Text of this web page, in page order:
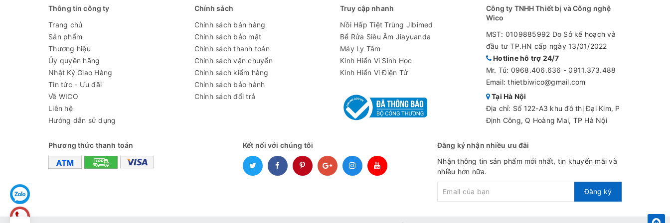
Kích thước Chân tủ (option)
1050 x 765 x 690 mm
Kích thước Tổng thể buồng kèm chân
1050 x 800 x 2040 mm
Chiều cao mở cửa tối đa
Chiều cao mở cửa khi làm việc
200 mm
Bộ điều khiển
Bộ điều khiển PID màn hình LCD điều khiển 9 mức vận
nút nhấn đèn UV, đèn chiếu sáng, quạt, phím chế độ
23~25 m3/phút
Bộ lọc
Tiêu chuẩn: Lọc HEPA, lọc bỏ bụi 0,3um 99,99% với 100
lớp - tùy chọn Lọc PTFE ULPA
Tiêu chuẩn trung bình: 0,3m/s, phạm vi 0,28 ~ 0,36 m/s
Thông tin công ty
Trang chủ
Sản phẩm
Thương hiệu
Ủy quyền hãng
Nhật Ký Giao Hàng
Tin tức - Ưu đãi
Về WICO
Liên hệ
Hướng dẫn sử dụng
Chính sách
Chính sách bán hàng
Chính sách bảo mật
Chính sách thanh toán
Chính sách vận chuyển
Chính sách kiểm hàng
Chính sách bảo hành
Chính sách đổi trả
Truy cập nhanh
Nồi Hấp Tiệt Trùng Jibimed
Bể Rửa Siêu Âm Jiayuanda
Máy Ly Tâm
Kính Hiển Vi Sinh Học
Kính Hiển Vi Điện Tử
Công ty TNHH Thiết bị và Công nghệ
Wico
MST: 0109885992 Do Sở kế hoạch và
đầu tư TP.HN cấp ngày 13/01/2022
Hotline hỗ trợ 24/7
Mr. Tú: 0968.406.636 -0911.373.488
Email: thietbiwico@gmail.com
Tại Hà Nội
Địa chỉ: Số 122-A3 khu đô thị Đại Kim, P
Định Công, Q Hoàng Mai, TP Hà Nội
Phương thức thanh toán Kết nối với chúng tôi
Đăng ký nhận nhiều ưu đãi
Nhận thông tin sản phẩm mới nhất, tin khuyến mãi và
nhiều hơn nữa.
Đăng ký